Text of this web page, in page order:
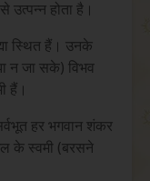
उत्पन्न होता है।
स्थित हैं। उनके
न जा सके) विभव
हैं।
हर भगवान शंकर
के स्वमी (बरसने